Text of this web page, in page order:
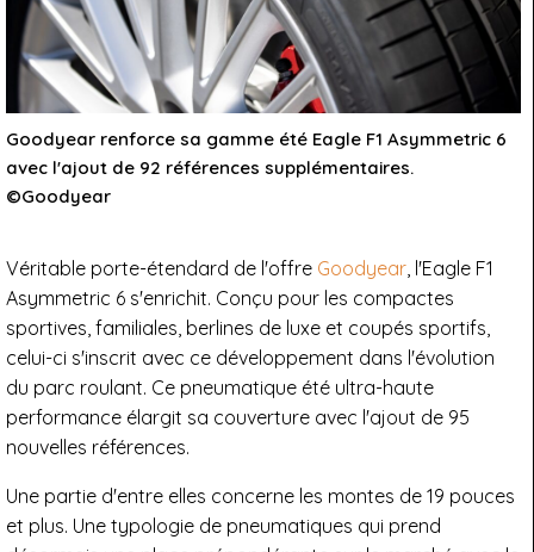
Goodyear renforce sa gamme été Eagle F1 Asymmetric 6
avec l'ajout de 92 références supplémentaires.
©Goodyear
Véritable porte-étendard de l'offre Goodyear , l'Eagle F1
Asymmetric 6 s'enrichit. Conçu pour les compactes
sportives, familiales, berlines de luxe et coupés sportifs,
celui-ci s'inscrit avec ce développement dans l'évolution
du parc roulant. Ce pneumatique été ultra-haute
performance élargit sa couverture avec l'ajout de 95
nouvelles références.
Une partie d'entre elles concerne les montes de 19 pouces
et plus. Une typologie de pneumatiques qui prend